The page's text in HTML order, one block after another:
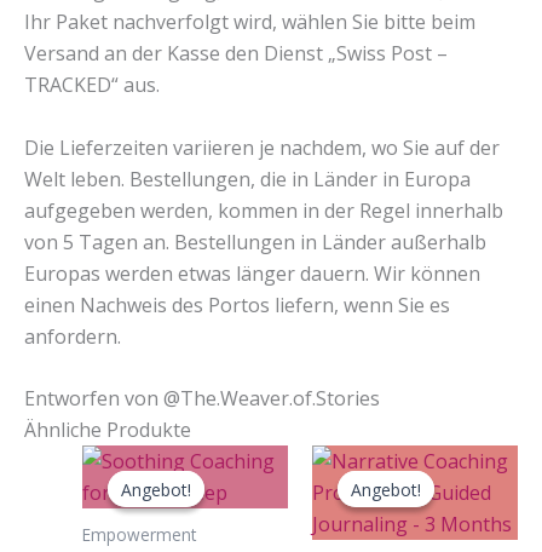
Ihr Paket nachverfolgt wird, wählen Sie bitte beim
Versand an der Kasse den Dienst „Swiss Post –
TRACKED“ aus.
Die Lieferzeiten variieren je nachdem, wo Sie auf der
Welt leben. Bestellungen, die in Länder in Europa
aufgegeben werden, kommen in der Regel innerhalb
von 5 Tagen an. Bestellungen in Länder außerhalb
Europas werden etwas länger dauern. Wir können
einen Nachweis des Portos liefern, wenn Sie es
anfordern.
Entworfen von @The.Weaver.of.Stories
Ähnliche Produkte
Angebot!
Angebot!
Empowerment
Angebot!
Angebot!